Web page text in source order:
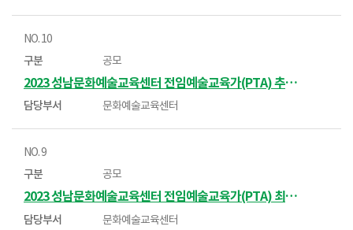
10
공모
2023 성남문화예술교육센터 전임예술교육가(PTA) 추가 모집 서류전형 합격자 및 면접전형 안내
문화예술교육센터
9
공모
2023 성남문화예술교육센터 전임예술교육가(PTA) 최종합격자 알림
문화예술교육센터